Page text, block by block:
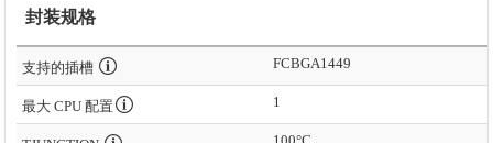
封装规格
支持的插槽 FCBGA1449
最大 CPU 配置 1